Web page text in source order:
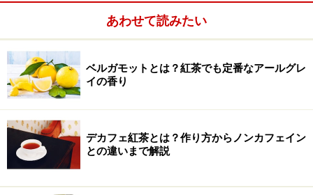
す。ディンブラ、キャンディだけでなく他の紅茶でアイ
スティーを作る時にも使えるので参考にしてください。
【基本的なアイスティーの作り方】
１．茶葉を量る。一人分ティスプーンに軽く１杯。（茶
あわせて読みたい
ベルガモットとは？紅茶でも定番なアールグレ
イの香り
デカフェ紅茶とは？作り方からノンカフェイン
との違いまで解説